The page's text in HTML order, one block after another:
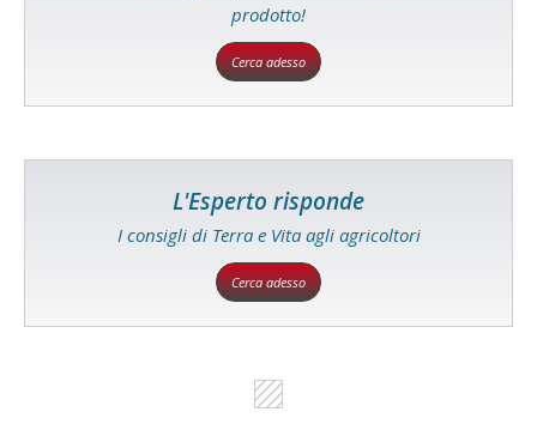
prodotto!
Cerca adesso
L'Esperto risponde
I consigli di Terra e Vita agli agricoltori
Cerca adesso